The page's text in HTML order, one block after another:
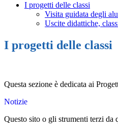
I progetti delle classi
Visita guidata degli
Uscite didattiche,
I progetti delle classi
Questa sezione è dedicata ai
Notizie
Questo sito o gli strumenti terzi da